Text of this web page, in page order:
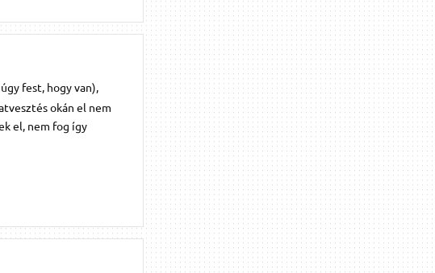
fest, hogy van),
okán el nem
el, nem fog így